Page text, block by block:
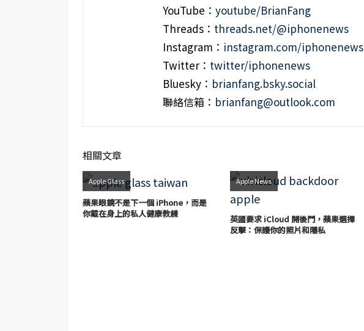
YouTube： youtube/BrianFang
Threads： threads.net/@iphonenews
Instagram： instagram.com/iphonenews
Twitter： twitter/iphonenews
Bluesky： brianfang.bsky.social
聯絡信箱： brianfang@outlook.com
相關文章
Apple Glass
蘋果眼鏡不是下一個 iPhone，而是
你戴在身上的私人健康教練
Apple News
英國要求 iCloud 開後門，蘋果選擇
反擊：保護你的照片和隱私